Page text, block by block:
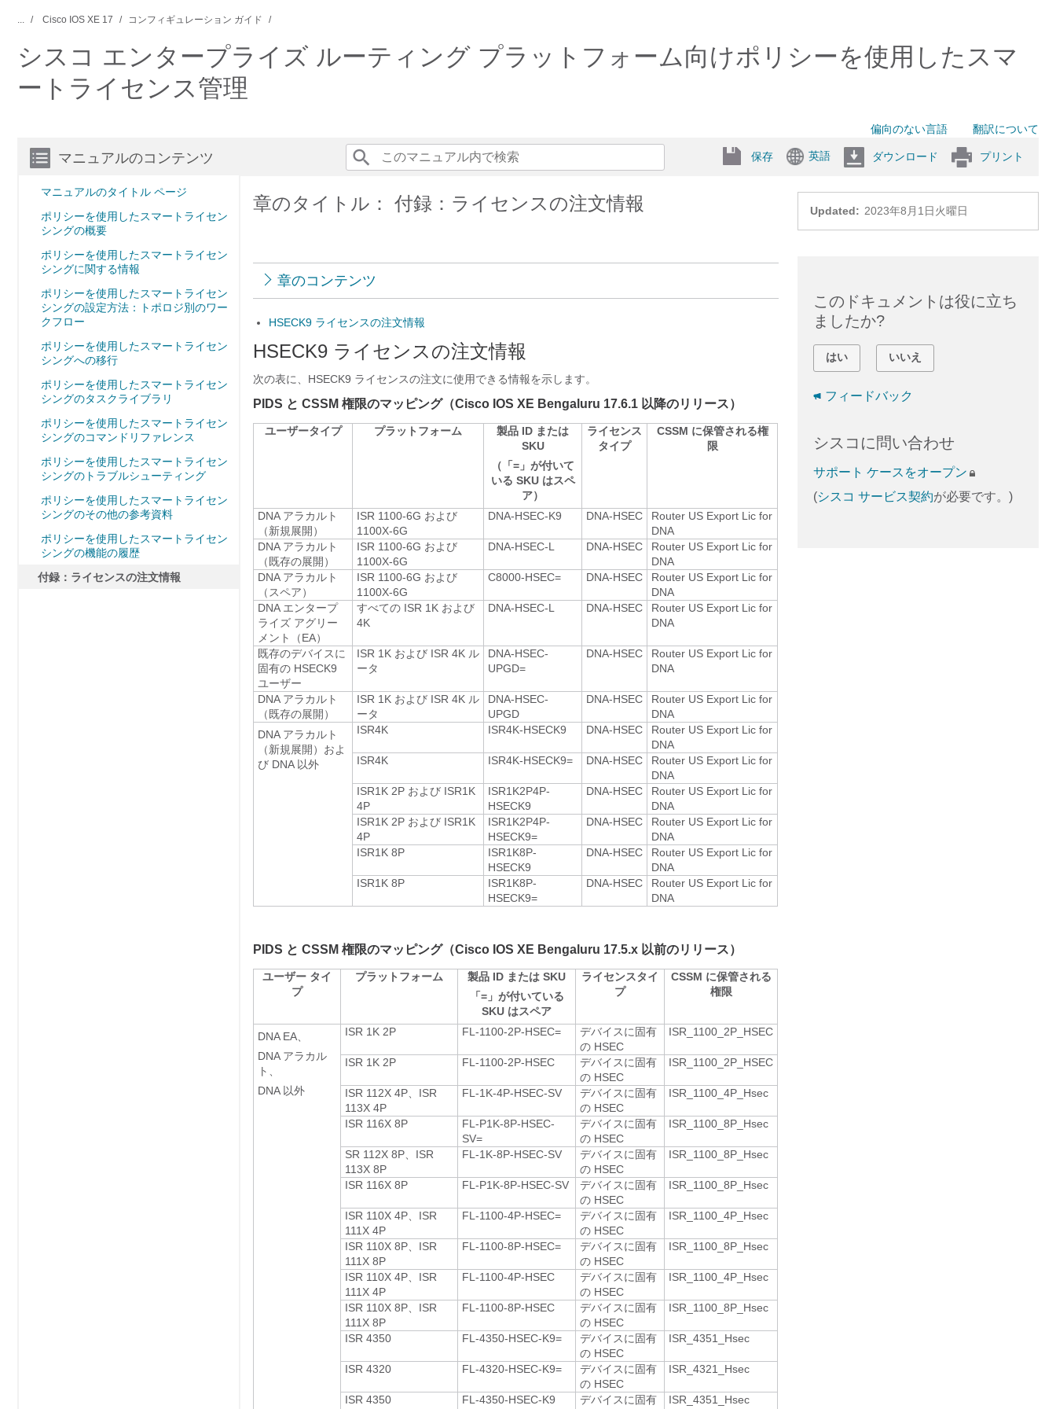
... Cisco IOS XE 17 コンフィギュレーション ガイド
シスコ エンタープライズ ルーティング プラットフォーム向けポリシーを使用したスマ
ートライセンス管理
偏向のない言語 翻訳について
マニュアルのコンテンツ
マニュアルのタイトル ページ
ポリシーを使用したスマートライセン
シングの概要
ポリシーを使用したスマートライセン
シングに関する情報
ポリシーを使用したスマートライセン
シングの設定方法：トポロジ別のワー
クフロー
ポリシーを使用したスマートライセン
シングへの移行
ポリシーを使用したスマートライセン
シングのタスクライブラリ
ポリシーを使用したスマートライセン
シングのコマンドリファレンス
ポリシーを使用したスマートライセン
シングのトラブルシューティング
ポリシーを使用したスマートライセン
シングのその他の参考資料
ポリシーを使用したスマートライセン
シングの機能の履歴
付録：ライセンスの注文情報
保存 英語 ダウンロード プリント
Updated: 2023年8月1日火曜日
章のタイトル： 付録：ライセンスの注文情報
章のコンテンツ
HSECK9 ライセンスの注文情報
HSECK9 ライセンスの注文情報
次の表に、HSECK9 ライセンスの注文に使用できる情報を示します。
PIDS と CSSM 権限のマッピング（Cisco IOS XE Bengaluru 17.6.1 以降のリリース）
ユーザータイプ プラットフォーム
製品 ID または
SKU
（「=」が付いて
いる SKU はスペ
ア）
ライセンス
タイプ
CSSM に保管される権
限
DNA アラカルト
（新規展開）
ISR 1100-6G および
1100X-6G
DNA-HSEC-K9 DNA-HSEC
Router US Export Lic for
DNA
DNA アラカルト
（既存の展開）
ISR 1100-6G および
1100X-6G
DNA-HSEC-L DNA-HSEC
Router US Export Lic for
DNA
DNA アラカルト
（スペア）
ISR 1100-6G および
1100X-6G
C8000-HSEC= DNA-HSEC
Router US Export Lic for
DNA
DNA エンタープ
ライズ アグリー
メント（EA）
すべての ISR 1K および
4K
DNA-HSEC-L DNA-HSEC
Router US Export Lic for
DNA
既存のデバイスに
固有の HSECK9
ユーザー
ISR 1K および ISR 4K ル
ータ
DNA-HSEC-
UPGD=
DNA-HSEC
Router US Export Lic for
DNA
DNA アラカルト
（既存の展開）
ISR 1K および ISR 4K ル
ータ
DNA-HSEC-
UPGD
DNA-HSEC
Router US Export Lic for
DNA
DNA アラカルト
（新規展開）およ
び DNA 以外
ISR4K ISR4K-HSECK9 DNA-HSEC
Router US Export Lic for
DNA
ISR4K
ISR4K-HSECK9= DNA-HSEC
Router US Export Lic for
DNA
ISR1K 2P および ISR1K
4P
ISR1K2P4P-
HSECK9
DNA-HSEC
Router US Export Lic for
DNA
ISR1K 2P および ISR1K
4P
ISR1K2P4P-
HSECK9=
DNA-HSEC
Router US Export Lic for
DNA
ISR1K 8P
ISR1K8P-
HSECK9
DNA-HSEC
Router US Export Lic for
DNA
ISR1K 8P
ISR1K8P-
HSECK9=
DNA-HSEC
Router US Export Lic for
DNA
PIDS と CSSM 権限のマッピング（Cisco IOS XE Bengaluru 17.5.x 以前のリリース）
ユーザー タイ
プ
プラットフォーム
製品 ID または SKU
「=」が付いている
SKU はスペア
ライセンスタイ
プ
CSSM に保管される
権限
DNA EA、
DNA アラカル
ト、
DNA 以外
ISR 1K 2P FL-1100-2P-HSEC=
デバイスに固有
の HSEC
ISR_1100_2P_HSEC
ISR 1K 2P FL-1100-2P-HSEC
デバイスに固有
の HSEC
ISR_1100_2P_HSEC
ISR 112X 4P、ISR
113X 4P
FL-1K-4P-HSEC-SV
デバイスに固有
の HSEC
ISR_1100_4P_Hsec
ISR 116X 8P
FL-P1K-8P-HSEC-
SV=
デバイスに固有
の HSEC
ISR_1100_8P_Hsec
SR 112X 8P、ISR
113X 8P
FL-1K-8P-HSEC-SV
デバイスに固有
の HSEC
ISR_1100_8P_Hsec
ISR 116X 8P FL-P1K-8P-HSEC-SV
デバイスに固有
の HSEC
ISR_1100_8P_Hsec
ISR 110X 4P、ISR
111X 4P
FL-1100-4P-HSEC=
デバイスに固有
の HSEC
ISR_1100_4P_Hsec
ISR 110X 8P、ISR
111X 8P
FL-1100-8P-HSEC=
デバイスに固有
の HSEC
ISR_1100_8P_Hsec
ISR 110X 4P、ISR
111X 4P
FL-1100-4P-HSEC
デバイスに固有
の HSEC
ISR_1100_4P_Hsec
ISR 110X 8P、ISR
111X 8P
FL-1100-8P-HSEC
デバイスに固有
の HSEC
ISR_1100_8P_Hsec
ISR 4350 FL-4350-HSEC-K9=
デバイスに固有
の HSEC
ISR_4351_Hsec
ISR 4320 FL-4320-HSEC-K9=
デバイスに固有
の HSEC
ISR_4321_Hsec
ISR 4350 FL-4350-HSEC-K9
デバイスに固有
ISR_4351_Hsec
このドキュメントは役に立ち
ましたか?
はい いいえ
フィードバック
シスコに問い合わせ
サポート ケースをオープン
(シスコ サービス契約が必要です。)